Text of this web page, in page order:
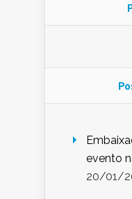
evento
20/01/